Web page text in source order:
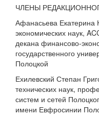
ЧЛЕНЫ
Афанасьева Екатерина
экономических наук,
декана финансово-
государственного
Полоцкой
Ехилевский Степан
технических наук,
систем и сетей
имени Евфросинии